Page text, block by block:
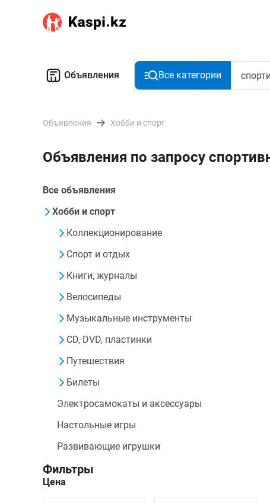
Объявления Все категории
Объявления Хобби и спорт
Объявления по запросу
Все объявления
Хобби и спорт
Коллекционирование
Спорт и отдых
Книги, журналы
Велосипеды
Музыкальные инструменты
Электросамокаты и аксессуары
Настольные игры
CD, DVD, пластинки
Путешествия
Билеты
Развивающие игрушки
Фильтры
Цена